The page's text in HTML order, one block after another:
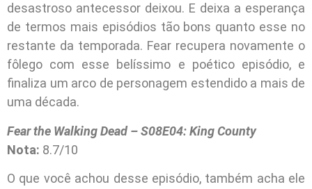
desastroso antecessor deixou. E deixa a esperança
de termos mais episódios tão bons quanto esse no
restante da temporada. Fear recupera novamente o
fôlego com esse belíssimo e poético episódio, e
finaliza um arco de personagem estendido a mais de
uma década.
Fear the Walking Dead – S08E04: King County
Nota: 8.7/10
O que você achou desse episódio, também acha ele